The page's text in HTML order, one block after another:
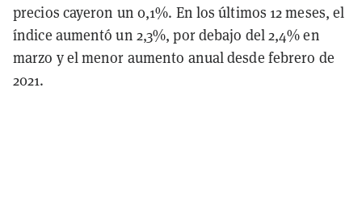
precios cayeron un 0,1%. En los últimos 12 meses, el
índice aumentó un 2,3%, por debajo del 2,4% en
marzo y el menor aumento anual desde febrero de
2021.